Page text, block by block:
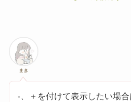
まき
-、＋を付けて表示したい場